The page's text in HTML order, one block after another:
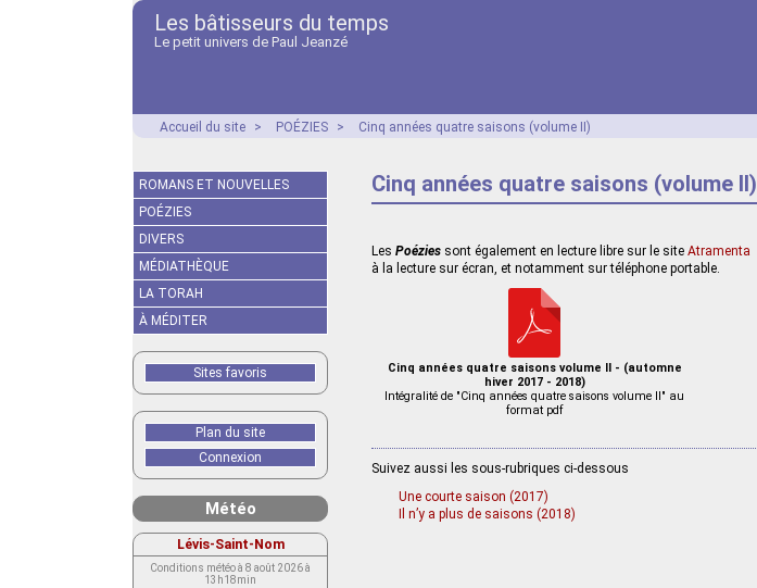
Les bâtisseurs du temps
Le petit univers de Paul Jeanzé
Accueil du site > POÉZIES > Cinq années quatre saisons (volume II)
Cinq années quatre saisons (volume II)
Les Poézies sont également en lecture libre sur le site Atramenta
à la lecture sur écran, et notamment sur téléphone portable.
Cinq années quatre saisons volume II - (automne
hiver 2017 - 2018)
Intégralité de "Cinq années quatre saisons volume II" au
format pdf
Suivez aussi les sous-rubriques ci-dessous
Une courte saison (2017)
Il n’y a plus de saisons (2018)
ROMANS ET NOUVELLES
POÉZIES
DIVERS
MÉDIATHÈQUE
LA TORAH
À MÉDITER
Sites favoris
Plan du site
Connexion
Météo
Lévis-Saint-Nom
Conditions météo à 8 août 2026 à
13h18min